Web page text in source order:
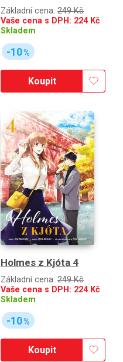
Základní cena: 249 Kč
Vaše cena s DPH: 224Kč
Skladem
-10%
Koupit
Holmes z Kjóta 4
Základní cena: 249 Kč
Vaše cena s DPH: 224Kč
Skladem
-10%
Koupit